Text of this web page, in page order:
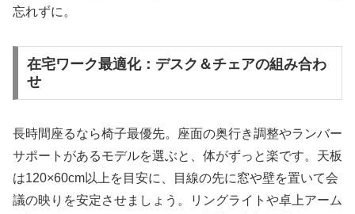
忘れずに。
在宅ワーク最適化：デスク＆チェアの組み合わ
せ
長時間座るなら椅子最優先。座面の奥行き調整やランバー
サポートがあるモデルを選ぶと、体がずっと楽です。天板
は120×60cm以上を目安に、目線の先に窓や壁を置いて会
議の映りを安定させましょう。リングライトや卓上アーム